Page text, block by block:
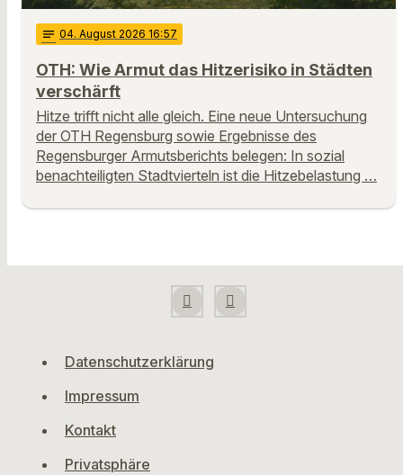
notes 04. August 2026 16:57
OTH: Wie Armut das Hitzerisiko in Städten
verschärft
Hitze trifft nicht alle gleich. Eine neue Untersuchung
der OTH Regensburg sowie Ergebnisse des
Regensburger Armutsberichts belegen: In sozial
benachteiligten Stadtvierteln ist die Hitzebelastung …
Datenschutzerklärung
Impressum
Kontakt
Privatsphäre